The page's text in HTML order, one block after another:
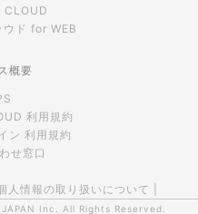
CLOUD
ウド for WEB
概要
利用規約
ン 利用規約
せ窓口
人情報の取り扱いについて
Inc. All Rights Reserved.